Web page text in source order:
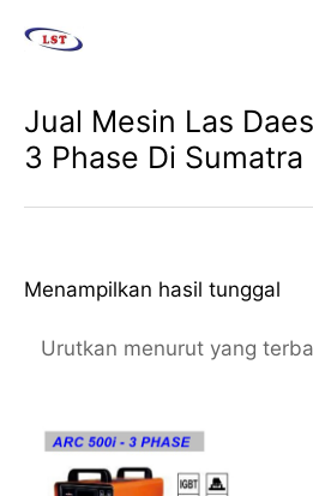
Jual Mesin Las
3 Phase Di Sumatra
Menampilkan hasil tunggal